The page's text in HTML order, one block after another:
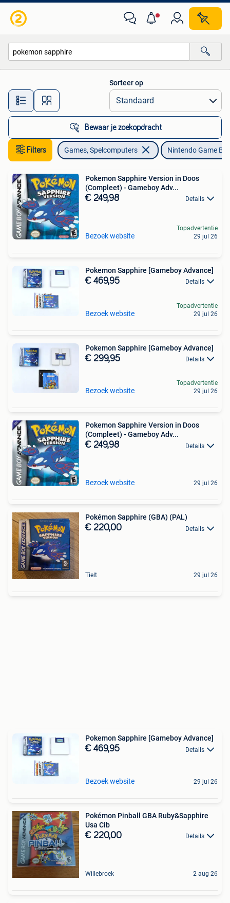
Alle afstanden…
Sorteer op
Bewaar je zoekopdracht
Filters Games, Spelcomputers Nintendo Game
Pokemon Sapphire Version in Doos
(Compleet) - Gameboy Adv...
€ 249,98 Details
Bezoek website
Topadvertentie
29 jul 26
Pokemon Sapphire [Gameboy Advance]
€ 469,95 Details
Bezoek website
Topadvertentie
29 jul 26
Pokemon Sapphire [Gameboy Advance]
€ 299,95 Details
Bezoek website
Topadvertentie
29 jul 26
Pokemon Sapphire Version in Doos
(Compleet) - Gameboy Adv...
€ 249,98 Details
Bezoek website 29 jul 26
Pokémon Sapphire (GBA) (PAL)
€ 220,00 Details
Tielt 29 jul 26
Pokemon Sapphire [Gameboy Advance]
€ 469,95 Details
Bezoek website 29 jul 26
Pokémon Pinball GBA Ruby&Sapphire
Usa Cib
€ 220,00 Details
Willebroek 2 aug 26